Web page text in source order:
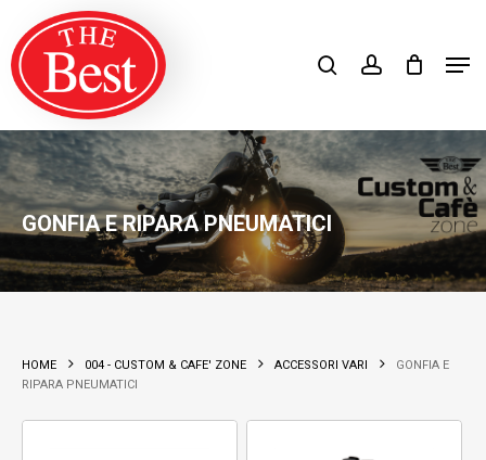
main
content
Products
search
GONFIA E RIPARA PNEUMATICI
HOME 004 - CUSTOM & CAFE' ZONE ACCESSORI VARI
GONFIA E
RIPARA PNEUMATICI
Filters
Close